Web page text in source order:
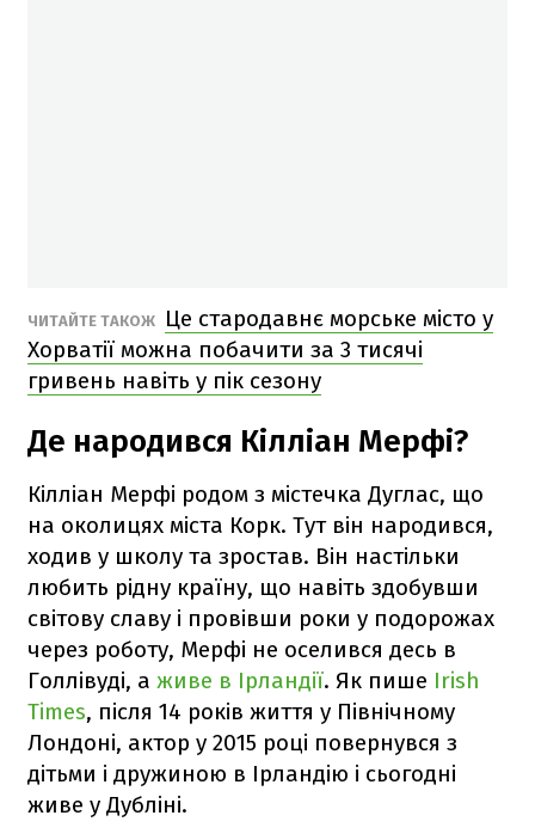
ЧИТАЙТЕ ТАКОЖ
Це стародавнє морське місто у
Хорватії можна побачити за 3 тисячі
гривень навіть у пік сезону
Де народився Кілліан Мерфі?
Кілліан Мерфі родом з містечка Дуглас, що
на околицях міста Корк. Тут він народився,
ходив у школу та зростав. Він настільки
любить рідну країну, що навіть здобувши
світову славу і провівши роки у подорожах
через роботу, Мерфі не оселився десь в
Голлівуді, а живе в Ірландії. Як пише Irish
Times, після 14 років життя у Північному
Лондоні, актор у 2015 році повернувся з
дітьми і дружиною в Ірландію і сьогодні
живе у Дубліні.